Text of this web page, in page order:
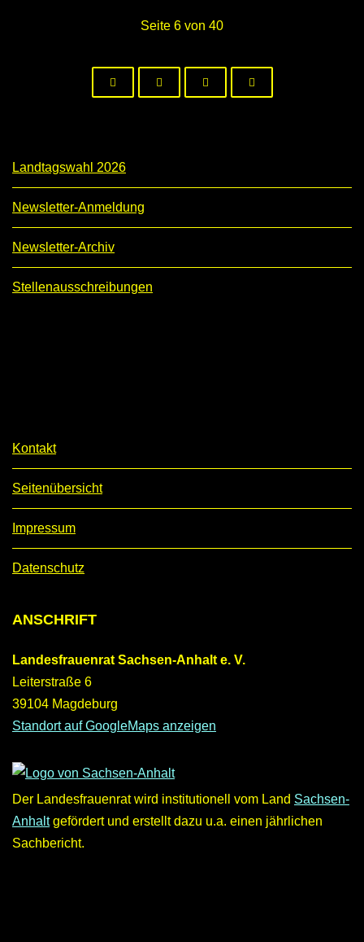
Seite 6 von 40
Landtagswahl 2026
Newsletter-Anmeldung
Newsletter-Archiv
Stellenausschreibungen
Kontakt
Seitenübersicht
Impressum
Datenschutz
ANSCHRIFT
Landesfrauenrat Sachsen-Anhalt e. V.
Leiterstraße 6
39104 Magdeburg
Standort auf GoogleMaps anzeigen
Der Landesfrauenrat wird institutionell vom Land Sachsen-
Anhaltgefördert und erstellt dazu u.a. einen jährlichen
Sachbericht.